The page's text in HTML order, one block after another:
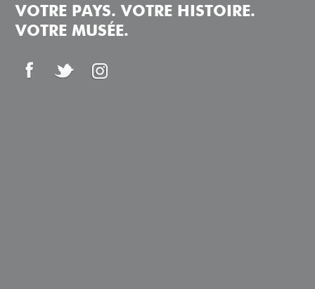
VOTRE PAYS. VOTRE HISTOIRE.
VOTRE MUSÉE.